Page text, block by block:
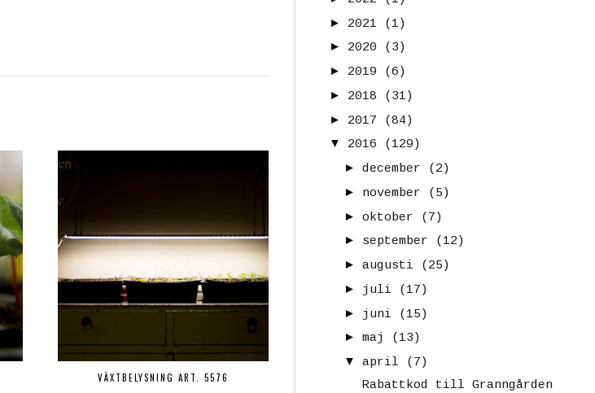
VÄXTBELYSNING ART. 5576
► 2021
(1)
► 2020
(3)
► 2019
(6)
► 2018
(31)
► 2017
(84)
▼
2016
(129)
► december
(2)
► november
(5)
► oktober
(7)
► september
(12)
► augusti
(25)
► juli
(17)
► juni
(15)
► maj
(13)
▼
april
(7)
Rabattkod till Granngården